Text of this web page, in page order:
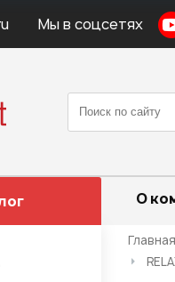
Мы в соцсетях
О
Главная